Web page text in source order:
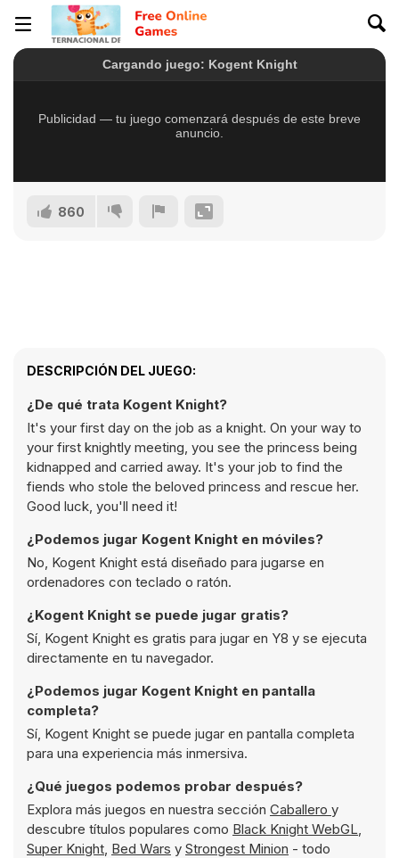
860
DESCRIPCIÓN DEL JUEGO:
¿De qué trata Kogent Knight?
It's your first day on the job as a knight. On your way to
your first knightly meeting, you see the princess being
kidnapped and carried away. It's your job to find the
fiends who stole the beloved princess and rescue her.
Good luck, you'll need it!
¿Podemos jugar Kogent Knight en móviles?
No, Kogent Knight está diseñado para jugarse en
ordenadores con teclado o ratón.
¿Kogent Knight se puede jugar gratis?
Sí, Kogent Knight es gratis para jugar en Y8 y se ejecuta
directamente en tu navegador.
¿Podemos jugar Kogent Knight en pantalla
completa?
Sí, Kogent Knight se puede jugar en pantalla completa
para una experiencia más inmersiva.
¿Qué juegos podemos probar después?
Explora más juegos en nuestra sección Caballero y
descubre títulos populares como Black Knight WebGL,
Super Knight, Bed Wars y Strongest Minion - todo